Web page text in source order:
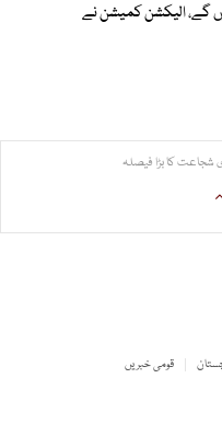
الیکشن کمیشن نے
شجاعت کا بڑا فیصلہ
قومی خبریں